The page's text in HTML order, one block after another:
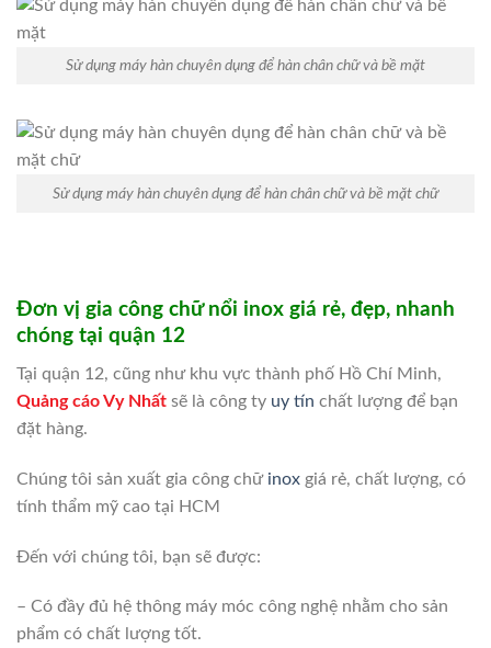
Sử dụng máy hàn chuyên dụng để hàn chân chữ và bề mặt
Sử dụng máy hàn chuyên dụng để hàn chân chữ và bề mặt chữ
Đơn vị gia công chữ nổi inox giá rẻ, đẹp, nhanh
chóng tại quận 12
Tại quận 12, cũng như khu vực thành phố Hồ Chí Minh,
Quảng cáo Vy Nhất sẽ là công ty uy tín chất lượng để bạn
đặt hàng.
Chúng tôi sản xuất gia công chữ inox giá rẻ, chất lượng, có
tính thẩm mỹ cao tại HCM
Đến với chúng tôi, bạn sẽ được:
– Có đầy đủ hệ thông máy móc công nghệ nhằm cho sản
phẩm có chất lượng tốt.